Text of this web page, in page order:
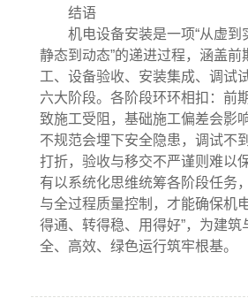
结语
机电设备安装是一项“从虚到
静态到动态”的递进过程，涵盖前
工、设备验收、安装集成、调试
六大阶段。各阶段环环相扣：前
致施工受阻，基础施工偏差会影
不规范会埋下安全隐患，调试不
打折，验收与移交不严谨则难以
有以系统化思维统筹各阶段任务
与全过程质量控制，才能确保机
得通、转得稳、用得好”，为建筑
全、高效、绿色运行筑牢根基。